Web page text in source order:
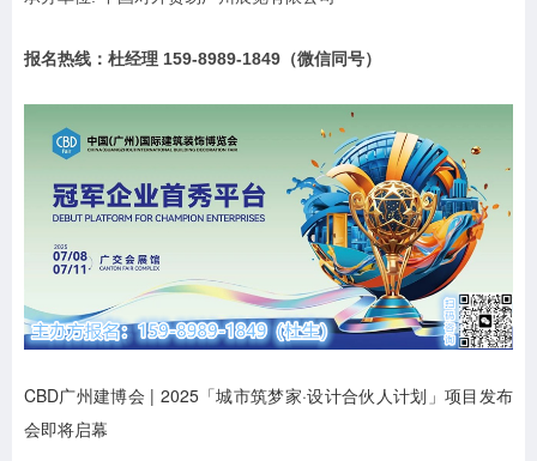
报名热线：杜经理 159-8989-1849（微信同号）
CBD广州建博会 | 2025「城市筑梦家·设计合伙人计划」项目发布
会即将启幕